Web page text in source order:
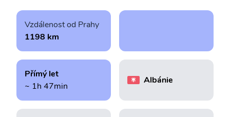
Vzdálenost od Prahy
1198 km
Přímý let
~ 1h 47min
Albánie